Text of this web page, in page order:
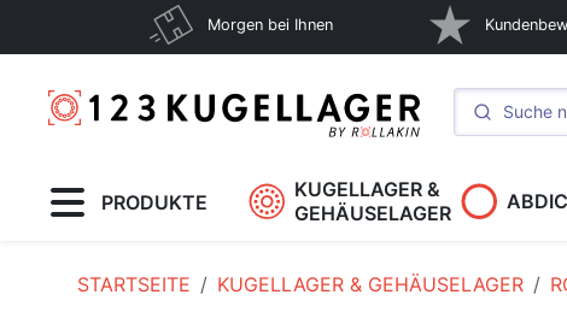
Morgen bei Ihnen
PRODUKTE
KUGELLAGER &
GEHÄUSELAGER
STARTSEITE KUGELLAGER & GEHÄUSELAGER